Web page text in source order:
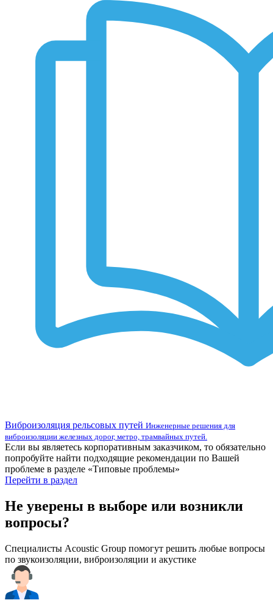
Виброизоляция рельсовых путей Инженерные решения для
виброизоляции железных дорог, метро, трамвайных путей.
Если вы являетесь корпоративным заказчиком, то обязательно
попробуйте найти подходящие рекомендации по Вашей
проблеме в разделе «Типовые проблемы»
Перейти в раздел
Не уверены в выборе или возникли
вопросы?
Специалисты Acoustic Group помогут решить любые вопросы
по звукоизоляции, виброизоляции и акустике